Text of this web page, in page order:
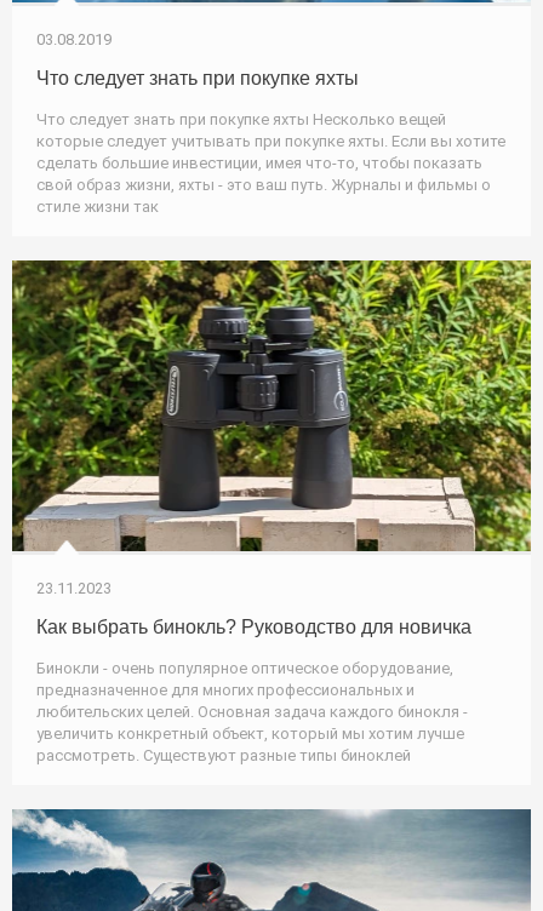
03.08.2019
Что следует знать при покупке яхты
Что следует знать при покупке яхты Несколько вещей
которые следует учитывать при покупке яхты. Если вы хотите
сделать большие инвестиции, имея что-то, чтобы показать
свой образ жизни, яхты - это ваш путь. Журналы и фильмы о
стиле жизни так
23.11.2023
Как выбрать бинокль? Руководство для новичка
Бинокли - очень популярное оптическое оборудование,
предназначенное для многих профессиональных и
любительских целей. Основная задача каждого бинокля -
увеличить конкретный объект, который мы хотим лучше
рассмотреть. Существуют разные типы биноклей